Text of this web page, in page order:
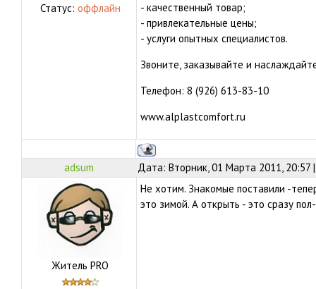
Статус: оффлайн
- качественный товар;
- привлекательные цены;
- услуги опытных специалистов.
Звоните, заказывайте и
Телефон: 8 (926) 613-83-10
www.alplastcomfort.ru
adsum Дата: Вторник, 01 Марта 2011,
Житель PRO
Не хотим. Знакомые поставили -
это зимой. А открыть - это сразу